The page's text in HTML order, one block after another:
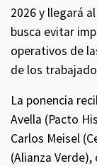
2026 y llegará
busca evitar
operativos de
de los
La ponencia
Avella (Pacto
Carlos Meisel
(Alianza